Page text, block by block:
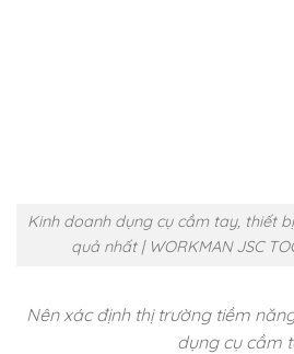
Kinh doanh dụng cụ cầm tay, thiết
quả nhất | WORKMAN JSC
Nên xác định thị trường tiềm
dụng cụ cầm